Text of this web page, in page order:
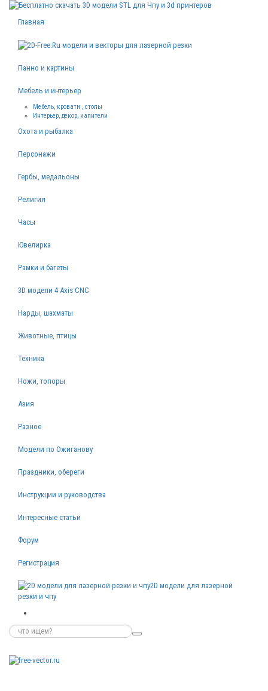
Главная
Панно и картины
Мебель и интерьер
Мебель, кровати , столы
Интерьер, декор, капители
Охота и рыбалка
Персонажи
Гербы, медальоны
Религия
Часы
Ювелирка
Рамки и багеты
3D модели 4 Axis CNC
Нарды, шахматы
Животные, птицы
Техника
Ножи, топоры
Азия
Разное
Модели по Ожиганову
Праздники, обереги
Инструкции и руководства
Интересные статьи
Форум
Регистрация
2D модели для лазерной
резки и чпу